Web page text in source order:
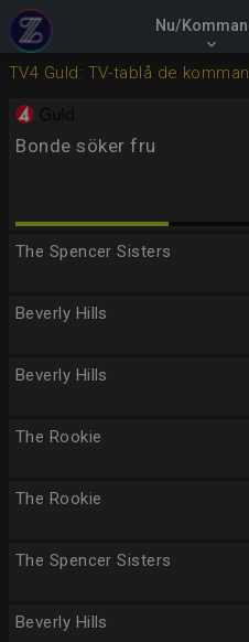
Nu/
keyboard_arrow_down
TV4 Guld: TV-tablå de
Bonde söker fru
The Spencer Sisters
Beverly Hills
Beverly Hills
The Rookie
The Rookie
The Spencer Sisters
Beverly Hills